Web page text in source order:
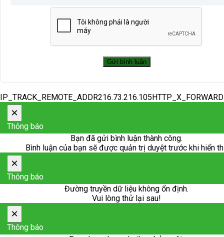
×
Thông báo
Bạn đã gửi bình luận thành công.
Bình luận của bạn sẽ được quản trị duyệt trước khi hiển
×
Thông báo
Đường truyền dữ liệu không ổn định.
Vui lòng thử lại sau!
×
Thông báo